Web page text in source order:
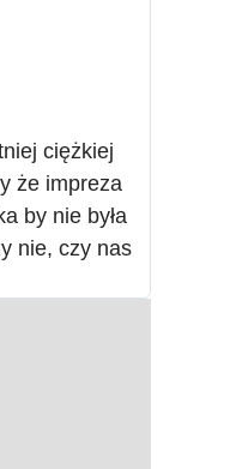
ciężkiej
że impreza
by nie była
nie, czy nas